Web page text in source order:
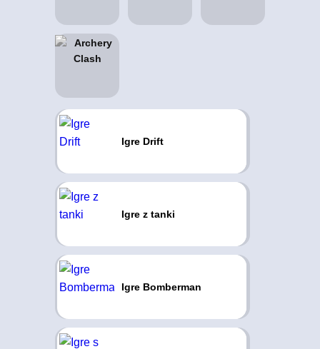
Igre Drift
Igre z tanki
Igre Bomberman